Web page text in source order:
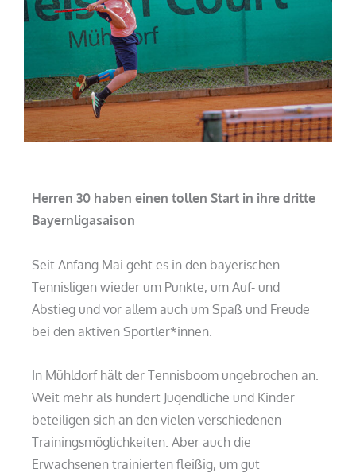
Herren 30 haben einen tollen Start in ihre dritte
Bayernligasaison
Seit Anfang Mai geht es in den bayerischen
Tennisligen wieder um Punkte, um Auf- und
Abstieg und vor allem auch um Spaß und Freude
bei den aktiven Sportler*innen.
In Mühldorf hält der Tennisboom ungebrochen an.
Weit mehr als hundert Jugendliche und Kinder
beteiligen sich an den vielen verschiedenen
Trainingsmöglichkeiten. Aber auch die
Erwachsenen trainierten fleißig, um gut